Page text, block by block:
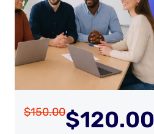
$150.00$120.00